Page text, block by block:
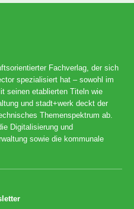
Fachverlag, der sich
spezialisiert hat – sowohl im
seinen etablierten Titeln wie
und stadt+werk deckt der
Themenspektrum ab.
Digitalisierung und
sowie die kommunale